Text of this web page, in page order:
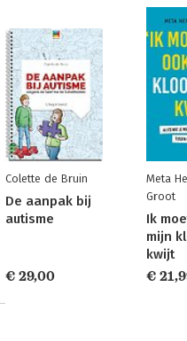
Colette de Bruin
De aanpak bij
autisme
€ 29,00
Meta
Groot
Ik
mijn
kwijt
€